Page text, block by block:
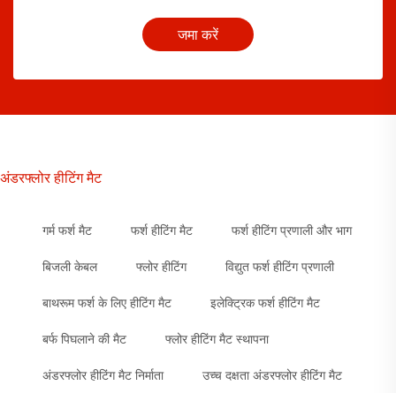
जमा करें
अंडरफ्लोर हीटिंग मैट
गर्म फर्श मैट फर्श हीटिंग मैट फर्श हीटिंग प्रणाली और भाग
बिजली केबल फ्लोर हीटिंग विद्युत फर्श हीटिंग प्रणाली
बाथरूम फर्श के लिए हीटिंग मैट इलेक्ट्रिक फर्श हीटिंग मैट
बर्फ पिघलाने की मैट फ्लोर हीटिंग मैट स्थापना
अंडरफ्लोर हीटिंग मैट निर्माता उच्च दक्षता अंडरफ्लोर हीटिंग मैट